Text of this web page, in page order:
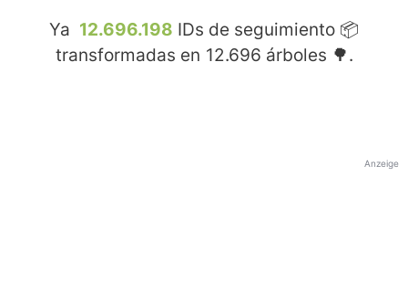
Ya 12.696.198 IDs de seguimiento 📦
transformadas en 12.696 árboles 🌳.
Anzeige